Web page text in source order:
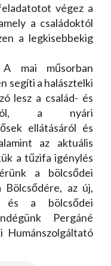
végez a
a családoktól
a legkisebbekig
mai műsorban
segíti a halásztelki
lesz a család- és
a nyári
ellátásáról és
az aktuális
a tűzifa igénylés
a bölcsődei
Bölcsődére, az új,
és a bölcsődei
Pergáné
Humánszolgáltató